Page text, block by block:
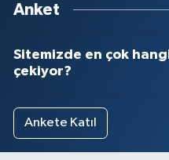
Anket
Sitemizde en çok
çekiyor?
Ankete Katıl